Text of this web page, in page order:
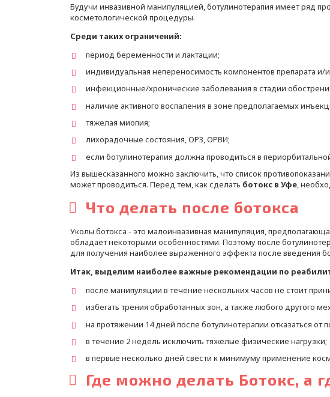
Будучи инвазивной манипуляцией, ботулинотерапия имеет ряд
косметологической процедуры.
Среди таких ограничений:
период беременности и лактации;
индивидуальная непереносимость компонентов препарата
инфекционные/хронические заболевания в стадии
наличие активного воспаления в зоне предполагаемых
тяжелая миопия;
лихорадочные состояния, ОРЗ, ОРВИ;
если ботулинотерапия должна проводиться в
Из вышесказанного можно заключить, что список
может проводиться. Перед тем, как сделать ботокс в Уфе,
Что делать после ботокса
Уколы ботокса - это малоинвазивная манипуляция,
обладает некоторыми особенностями. Поэтому после
для получения наиболее выраженного эффекта после введения
Итак, выделим наиболее важные рекомендации по
после манипуляции в течение нескольких часов не стоит
избегать трения обработанных зон, а также любого другого
на протяжении 14 дней после ботулинотерапии отказаться
в течение 2 недель исключить тяжёлые физические нагрузки;
в первые несколько дней свести к минимуму применение
Где можно делать Ботокс, а